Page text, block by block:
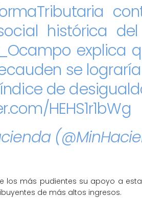
histórica del
explica
se
de
HEHS1r1bWg
los más pudientes su apoyo a
de más altos ingresos.